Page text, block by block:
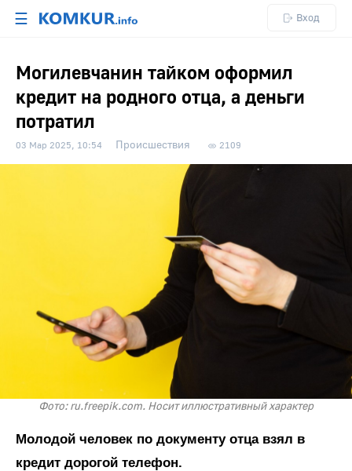
☰ Вход
Могилевчанин тайком оформил
кредит на родного отца, а деньги
потратил
03 Мар 2025, 10:54 Происшествия 2109
Фото: ru.freepik.com. Носит иллюстративный характер
Молодой человек по документу отца взял в
кредит дорогой телефон.